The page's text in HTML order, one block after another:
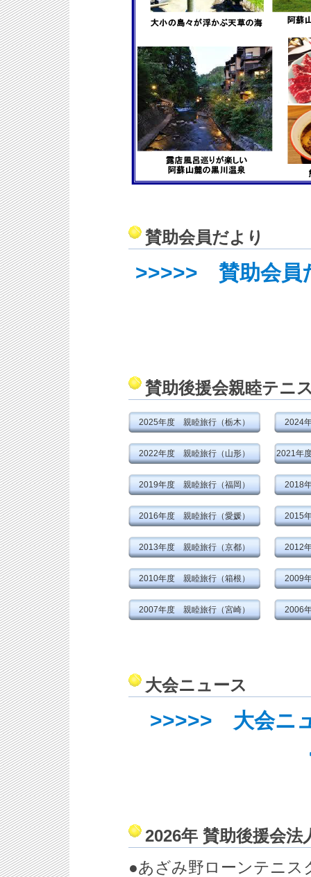
賛助会員だより
>>>>> 賛助会員
賛助後援会親睦テニ
2025年度 親睦旅行（栃木） 2024
2022年度 親睦旅行（山形） 2021年
2019年度 親睦旅行（福岡） 2018
2016年度 親睦旅行（愛媛） 2015
2013年度 親睦旅行（京都） 2012
2010年度 親睦旅行（箱根） 2009
2007年度 親睦旅行（宮崎） 2006
大会ニュース
>>>>> 大会ニ
2026年 賛助後援会法
●あざみ野ロー